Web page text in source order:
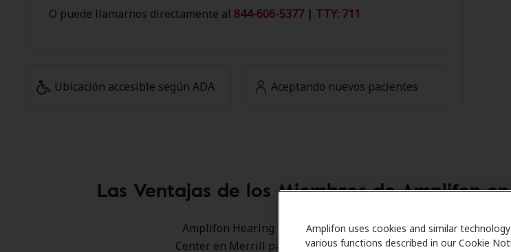
Amplifon uses cookies and similar
various functions described in our Cookie
O puede llamarnos directamente al 844-606-5377 | TTY: 711
Ubicación accesible según ADA Aceptando nuevos pacientes
Las Ventajas de los Miembros de Amplifon
Amplifon Hearing Health Care se asocia con muchos planes
Center en Merrill para ofrecer descuentos especiales en